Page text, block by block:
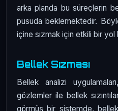
arka planda bu süreçlerin
pusuda beklemektedir.
içine sızmak için etkili bir yol
Bellek Sızması
Bellek analizi
gözlemler ile bellek
görmüş bir sistemde,